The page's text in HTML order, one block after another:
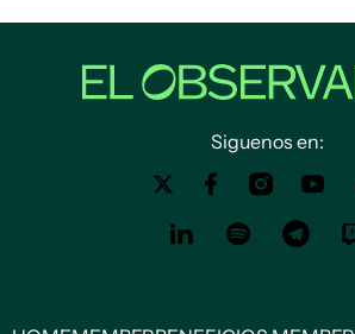
Siguenos en: